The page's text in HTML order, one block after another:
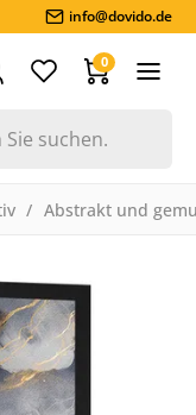
info@dovido.de
0
Abstrakt und